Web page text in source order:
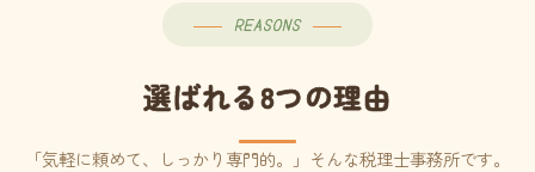
REASONS
選ばれる8つの理由
「気軽に頼めて、しっかり専門的。」そんな税理士事務所です。